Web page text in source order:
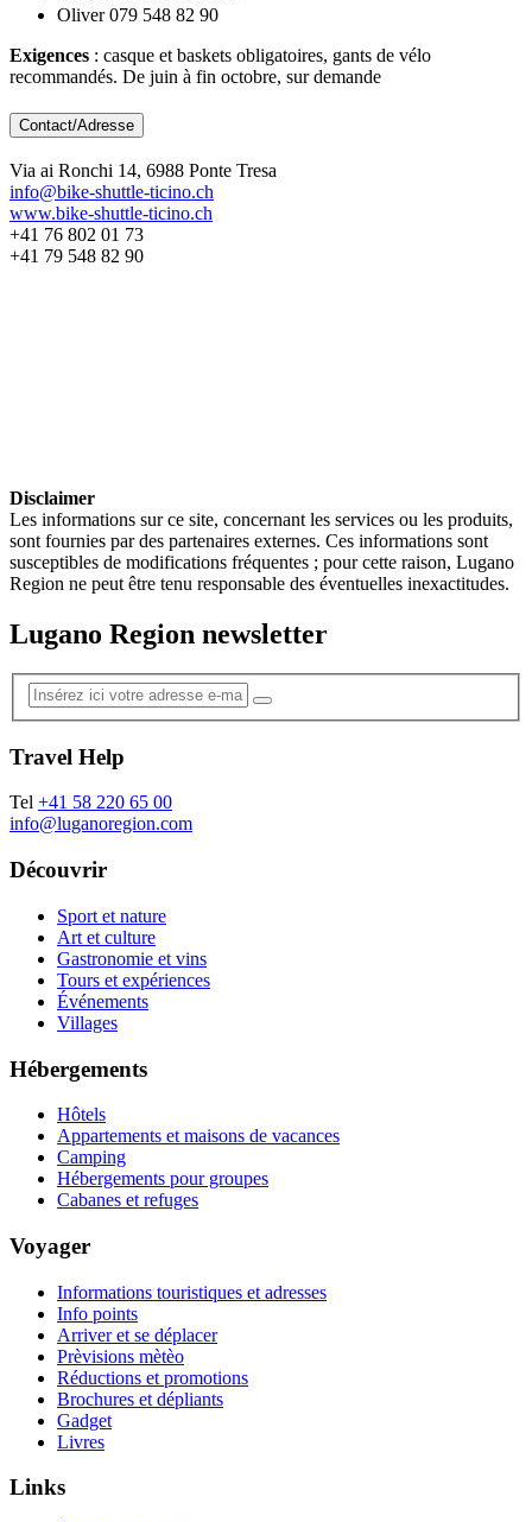
Oliver 079 548 82 90
Exigences : casque et baskets obligatoires, gants de vélo
recommandés. De juin à fin octobre, sur demande
Contact/Adresse
Via ai Ronchi 14, 6988 Ponte Tresa
info@bike-shuttle-ticino.ch
www.bike-shuttle-ticino.ch
+41 76 802 01 73
+41 79 548 82 90
Disclaimer
Les informations sur ce site, concernant les services ou les produits,
sont fournies par des partenaires externes. Ces informations sont
susceptibles de modifications fréquentes ; pour cette raison, Lugano
Region ne peut être tenu responsable des éventuelles inexactitudes.
Lugano Region newsletter
Travel Help
Tel +41 58 220 65 00
info@luganoregion.com
Découvrir
Sport et nature
Art et culture
Gastronomie et vins
Tours et expériences
Événements
Villages
Hébergements
Hôtels
Appartements et maisons de vacances
Camping
Hébergements pour groupes
Cabanes et refuges
Voyager
Informations touristiques et adresses
Info points
Arriver et se déplacer
Prèvisions mètèo
Réductions et promotions
Brochures et dépliants
Gadget
Livres
Links